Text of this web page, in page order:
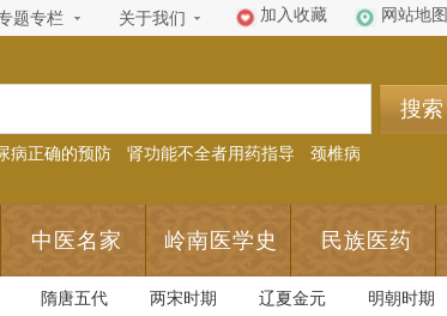
题专栏 关于我们 加入收藏 网站地图
搜索
病正确的预防 肾功能不全者用药指导 颈椎病
中医名家 岭南医学史 民族医药
隋唐五代 两宋时期 辽夏金元 明朝时期